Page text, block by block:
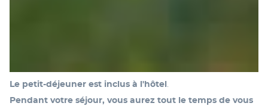
Le petit-déjeuner est inclus à l'hôtel .
Pendant votre séjour, vous aurez tout le temps de vous